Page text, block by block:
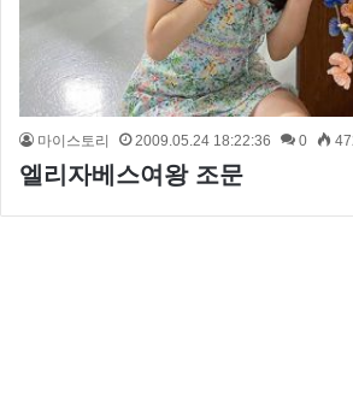
마이스토리 2009.05.24 18:22:36 0
엘리자베스여왕 조문